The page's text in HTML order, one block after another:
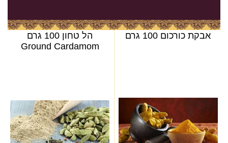
אבקת כורכום 100 גרם
הל טחון 100 גרם
Ground Cardamom